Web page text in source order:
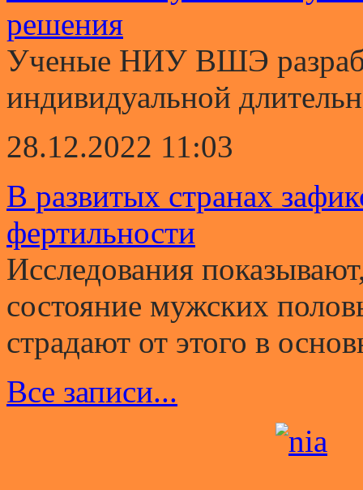
решения
Ученые НИУ ВШЭ
индивидуальной
28.12.2022 11:03
В развитых странах
фертильности
Исследования
состояние мужских
страдают от этого в
Все записи...